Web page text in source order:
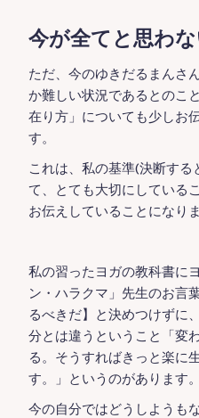
今が全てと思わ
ただ、今のゆきだるまんさ
か難しい状況であるとのこ
在り方」についても少しお
す。
これは、私の基準(決断する
て、とても大切にしている
お伝えしていることになりま
私の習ったヨガの教科書に
ン・ハラクマ」先生のお言
るべきだ】と決めつけずに
分とは違うということ「変
る。そうすればきっと楽に
す。」というのがあります。
今の自分ではどうしようも